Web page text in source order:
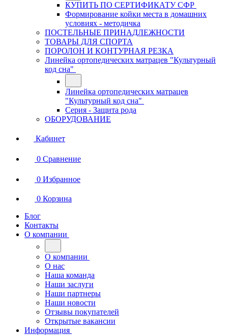
КУПИТЬ ПО СЕРТИФИКАТУ СФР
Формирование койки места в домашних
условиях - методичка
ПОСТЕЛЬНЫЕ ПРИНАДЛЕЖНОСТИ
ТОВАРЫ ДЛЯ СПОРТА
ПОРОЛОН И КОНТУРНАЯ РЕЗКА
Линейка ортопедических матрацев "Культурный
код сна"
Линейка ортопедических матрацев
"Культурный код сна"
Серия - Защита рода
ОБОРУДОВАНИЕ
Кабинет
0 Сравнение
0 Избранное
0 Корзина
Блог
Контакты
О компании
О компании
О нас
Наша команда
Наши заслуги
Наши партнеры
Наши новости
Отзывы покупателей
Открытые вакансии
Информация